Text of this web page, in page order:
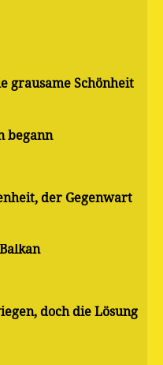
grausame Schönheit
begann
der Gegenwart
doch die Lösung